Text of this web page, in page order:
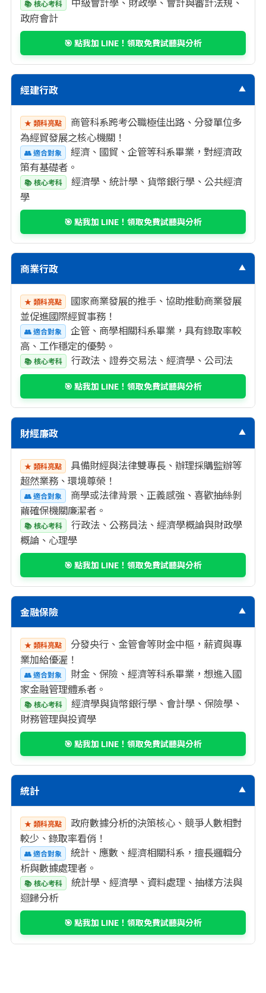
📚 核心考科
政府會計
🎯 點我加 LINE！領取免費試聽與分析
經建行政 ▼
★ 類科亮點
商管科系跨考公職極佳出路、分發單位多
為經貿發展之核心機關！
👥 適合對象
經濟、國貿、企管等科系畢業，對經濟政
策有基礎者。
📚 核心考科
經濟學、統計學、貨幣銀行學、公共經濟
學
🎯 點我加 LINE！領取免費試聽與分析
商業行政 ▼
★ 類科亮點
國家商業發展的推手、協助推動商業發展
並促進國際經貿事務！
👥 適合對象
企管、商學相關科系畢業，具有錄取率較
高、工作穩定的優勢。
📚 核心考科 行政法、證券交易法、經濟學、公司法
🎯 點我加 LINE！領取免費試聽與分析
財經廉政 ▼
★ 類科亮點
具備財經與法律雙專長、辦理採購監辦等
超然業務、環境尊榮！
👥 適合對象
商學或法律背景、正義感強、喜歡抽絲剝
繭確保機關廉潔者。
📚 核心考科
行政法、公務員法、經濟學概論與財政學
概論、心理學
🎯 點我加 LINE！領取免費試聽與分析
金融保險 ▼
★ 類科亮點
分發央行、金管會等財金中樞，薪資與專
業加給優渥！
👥 適合對象
財金、保險、經濟等科系畢業，想進入國
家金融管理體系者。
📚 核心考科
經濟學與貨幣銀行學、會計學、保險學、
財務管理與投資學
🎯 點我加 LINE！領取免費試聽與分析
統計 ▼
★ 類科亮點
政府數據分析的決策核心、競爭人數相對
較少、錄取率看俏！
👥 適合對象
統計、應數、經濟相關科系，擅長邏輯分
析與數據處理者。
📚 核心考科
統計學、經濟學、資料處理、抽樣方法與
迴歸分析
🎯 點我加 LINE！領取免費試聽與分析